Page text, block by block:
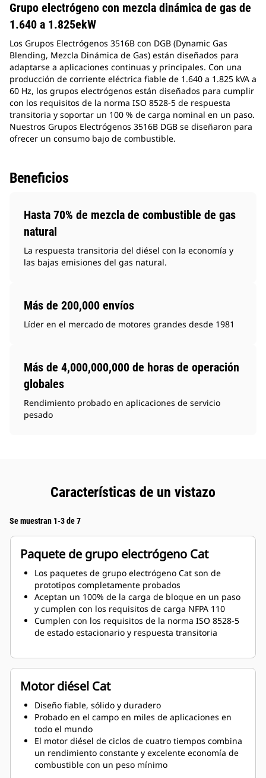
Grupo electrógeno con mezcla dinámica de gas de
1.640 a 1.825ekW
Los Grupos Electrógenos 3516B con DGB (Dynamic Gas
Blending, Mezcla Dinámica de Gas) están diseñados para
adaptarse a aplicaciones continuas y principales. Con una
producción de corriente eléctrica fiable de 1.640 a 1.825 kVA a
60 Hz, los grupos electrógenos están diseñados para cumplir
con los requisitos de la norma ISO 8528-5 de respuesta
transitoria y soportar un 100 % de carga nominal en un paso.
Nuestros Grupos Electrógenos 3516B DGB se diseñaron para
ofrecer un consumo bajo de combustible.
Beneficios
Hasta 70% de mezcla de combustible de gas
natural
La respuesta transitoria del diésel con la economía y
las bajas emisiones del gas natural.
Más de 200,000 envíos
Líder en el mercado de motores grandes desde 1981
Más de 4,000,000,000 de horas de operación
globales
Rendimiento probado en aplicaciones de servicio
pesado
Características de un vistazo
Se muestran 1-3 de 7
Paquete de grupo electrógeno Cat
Los paquetes de grupo electrógeno Cat son de
prototipos completamente probados
Aceptan un 100% de la carga de bloque en un paso
y cumplen con los requisitos de carga NFPA 110
Cumplen con los requisitos de la norma ISO 8528-5
de estado estacionario y respuesta transitoria
Motor diésel Cat
Diseño fiable, sólido y duradero
Probado en el campo en miles de aplicaciones en
todo el mundo
El motor diésel de ciclos de cuatro tiempos combina
un rendimiento constante y excelente economía de
combustible con un peso mínimo